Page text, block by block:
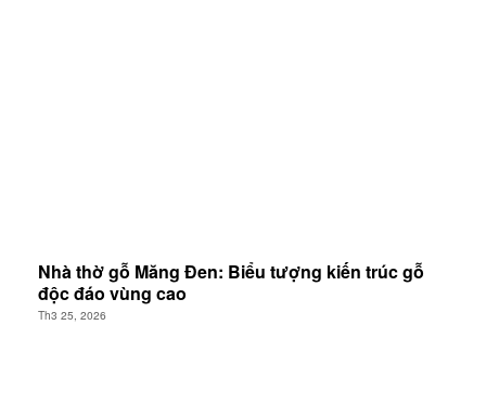
Nhà thờ gỗ Măng Đen: Biểu tượng kiến trúc gỗ
độc đáo vùng cao
Th3 25, 2026